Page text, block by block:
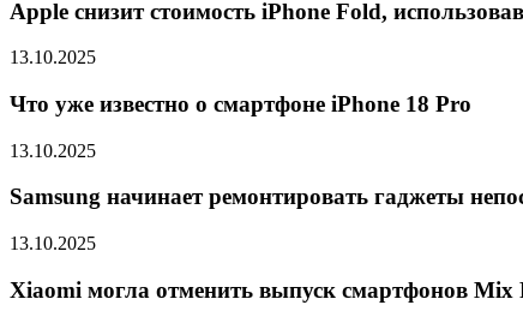
Apple снизит стоимость iPhone Fold,
13.10.2025
Что уже известно о смартфоне iPhone 18 Pro
13.10.2025
Samsung начинает ремонтировать гаджеты
13.10.2025
Xiaomi могла отменить выпуск смартфонов Mix